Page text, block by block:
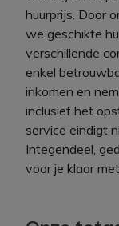
huurprijs. Door
we geschikte
verschillende
enkel
inkomen en
inclusief het
service eindigt
Integendeel,
voor je klaar